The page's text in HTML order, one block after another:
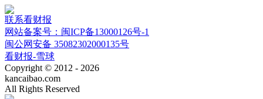
联系看财报
网站备案号：闽ICP备13000126号-1
闽公网安备 35082302000135号
看财报-雪球
Copyright © 2012 - 2026
kancaibao.com
All Rights Reserved